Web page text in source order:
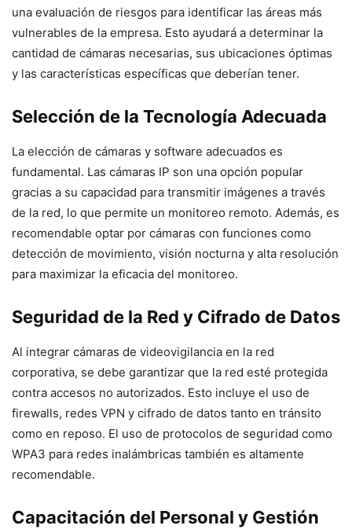
una evaluación de riesgos para identificar las áreas más
vulnerables de la empresa. Esto ayudará a determinar la
cantidad de cámaras necesarias, sus ubicaciones óptimas
y las características específicas que deberían tener.
Selección de la Tecnología Adecuada
La elección de cámaras y software adecuados es
fundamental. Las cámaras IP son una opción popular
gracias a su capacidad para transmitir imágenes a través
de la red, lo que permite un monitoreo remoto. Además, es
recomendable optar por cámaras con funciones como
detección de movimiento, visión nocturna y alta resolución
para maximizar la eficacia del monitoreo.
Seguridad de la Red y Cifrado de Datos
Al integrar cámaras de videovigilancia en la red
corporativa, se debe garantizar que la red esté protegida
contra accesos no autorizados. Esto incluye el uso de
firewalls, redes VPN y cifrado de datos tanto en tránsito
como en reposo. El uso de protocolos de seguridad como
WPA3 para redes inalámbricas también es altamente
recomendable.
Capacitación del Personal y Gestión